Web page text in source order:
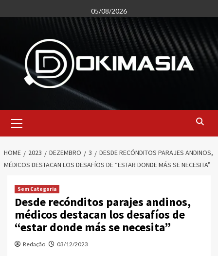
to
05/08/2026
Menu
HOME 2023 DEZEMBRO 3
DESDE RECÓNDITOS PARAJES ANDINOS,
MÉDICOS DESTACAN LOS DESAFÍOS DE “ESTAR DONDE MÁS SE NECESITA”
Sem Categoria
Desde recónditos parajes andinos,
médicos destacan los desafíos de
“estar donde más se necesita”
Redação 03/12/2023